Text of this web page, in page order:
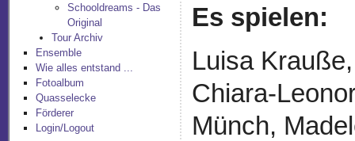
Schooldreams - Das
Original
Tour Archiv
Ensemble
Wie alles entstand ...
Fotoalbum
Quasselecke
Förderer
Login/Logout
Es spielen:
Luisa
Chiara-
Münch,